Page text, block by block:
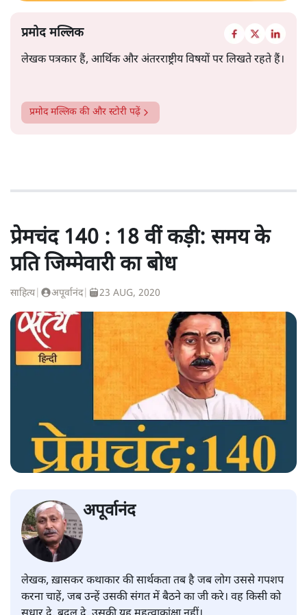
प्रमोद मल्लिक
लेखक पत्रकार हैं, आर्थिक और अंतरराष्ट्रीय विषयों पर लिखते रहते हैं।
प्रमोद मल्लिक की और स्टोरी पढ़ें
प्रेमचंद 140 : 18 वीं कड़ी: समय के
प्रति जिम्मेवारी का बोध
साहित्य| अपूर्वानंद| 23 AUG, 2020
अपूर्वानंद
लेखक, ख़ासकर कथाकार की सार्थकता तब है जब लोग उससे गपशप
करना चाहें, जब उन्हें उसकी संगत में बैठने का जी करे। वह किसी को